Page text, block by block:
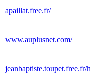
apaillat.free.fr/
www.auplusnet.com/
jeanbaptiste.toupet.free.fr/